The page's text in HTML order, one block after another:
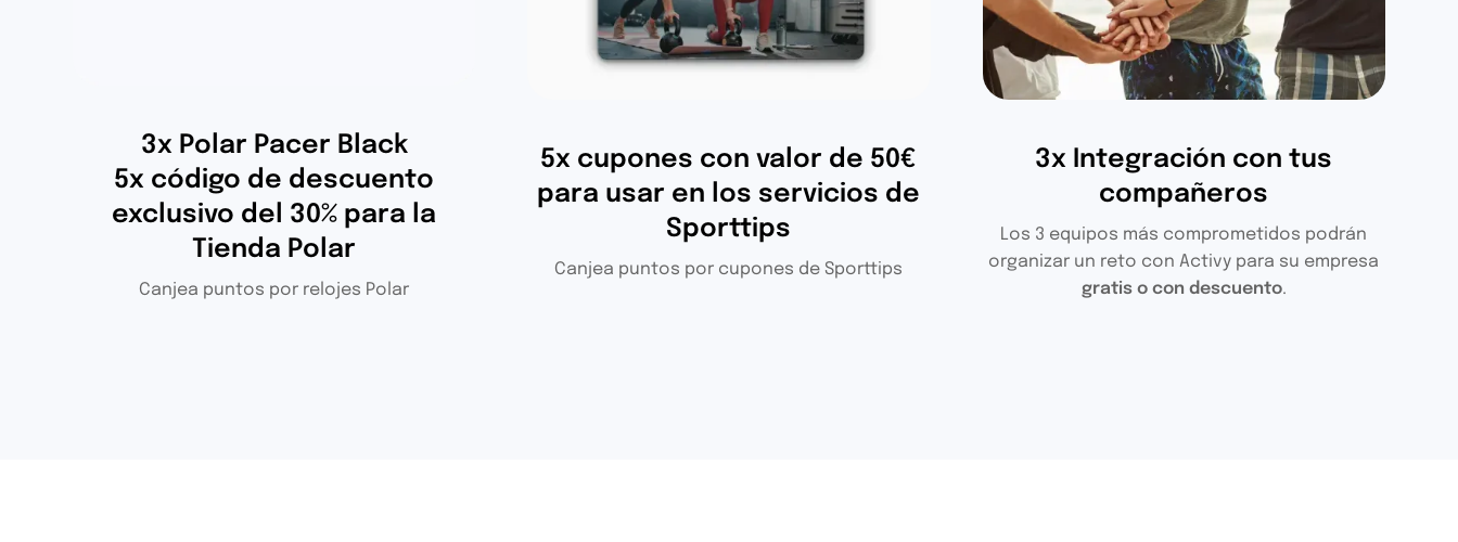
3x Polar Pacer Black
5x código de descuento
exclusivo del 30% para la
Tienda Polar
Canjea puntos por relojes Polar
5x cupones con valor de 50€
para usar en los servicios de
Sporttips
Canjea puntos por cupones de Sporttips
3x Integración con tus
compañeros
Los 3 equipos más comprometidos podrán
organizar un reto con Activy para su empresa
gratis o con descuento.